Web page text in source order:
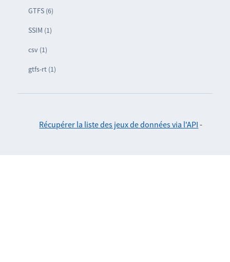
GTFS (6)
SSIM (1)
csv (1)
gtfs-rt (1)
Récupérer la liste des jeux de données via l'API -